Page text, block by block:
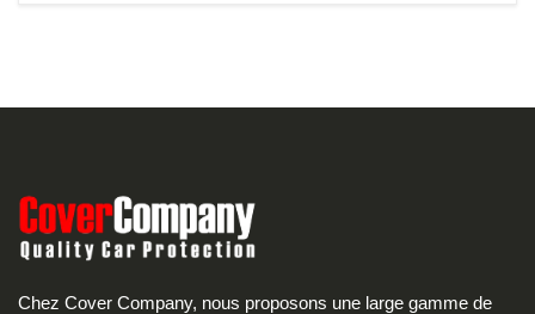
Chez Cover Company, nous proposons une large gamme de